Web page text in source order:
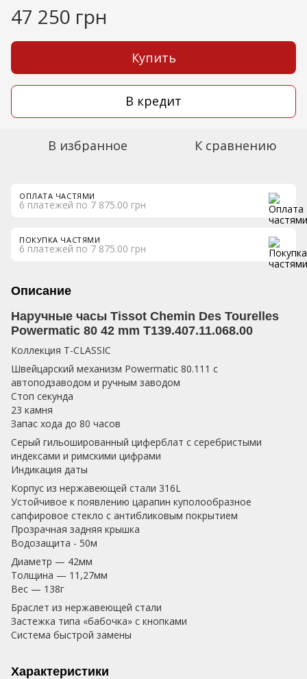
47 250 грн
Купить
В кредит
В избранное К сравнению
ОПЛАТА ЧАСТЯМИ
6 платежей по 7 875.00 грн
ПОКУПКА ЧАСТЯМИ
6 платежей по 7 875.00 грн
Описание
Наручные часы Tissot Chemin Des Tourelles
Powermatic 80 42 mm T139.407.11.068.00
Коллекция T-CLASSIC
Швейцарский механизм Powermatic 80.111 с
автоподзаводом и ручным заводом
Стоп секунда
23 камня
Запас хода до 80 часов
Серый гильошированный циферблат с серебристыми
индексами и римскими цифрами
Индикация даты
Корпус из нержавеющей стали 316L
Устойчивое к появлению царапин куполообразное
сапфировое стекло с антибликовым покрытием
Прозрачная задняя крышка
Водозащита - 50м
Диаметр — 42мм
Толщина — 11,27мм
Вес — 138г
Браслет из нержавеющей стали
Застежка типа «бабочка» с кнопками
Система быстрой замены
Характеристики